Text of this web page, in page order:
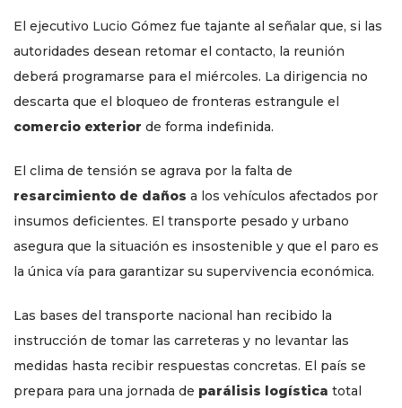
El ejecutivo Lucio Gómez fue tajante al señalar que, si las
autoridades desean retomar el contacto, la reunión
deberá programarse para el miércoles. La dirigencia no
descarta que el bloqueo de fronteras estrangule el
comercio exterior de forma indefinida.
El clima de tensión se agrava por la falta de
resarcimiento de daños a los vehículos afectados por
insumos deficientes. El transporte pesado y urbano
asegura que la situación es insostenible y que el paro es
la única vía para garantizar su supervivencia económica.
Las bases del transporte nacional han recibido la
instrucción de tomar las carreteras y no levantar las
medidas hasta recibir respuestas concretas. El país se
prepara para una jornada de parálisis logística total